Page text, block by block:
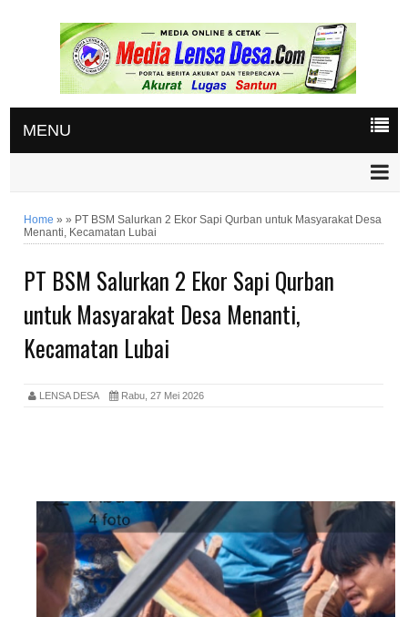
MENU
Home »» PT BSM Salurkan 2 Ekor Sapi Qurban untuk Masyarakat Desa
Menanti, Kecamatan Lubai
PT BSM Salurkan 2 Ekor Sapi Qurban
untuk Masyarakat Desa Menanti,
Kecamatan Lubai
LENSA DESA Rabu, 27 Mei 2026